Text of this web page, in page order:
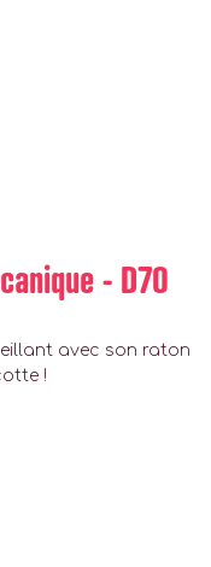
- D70
avec son raton
!